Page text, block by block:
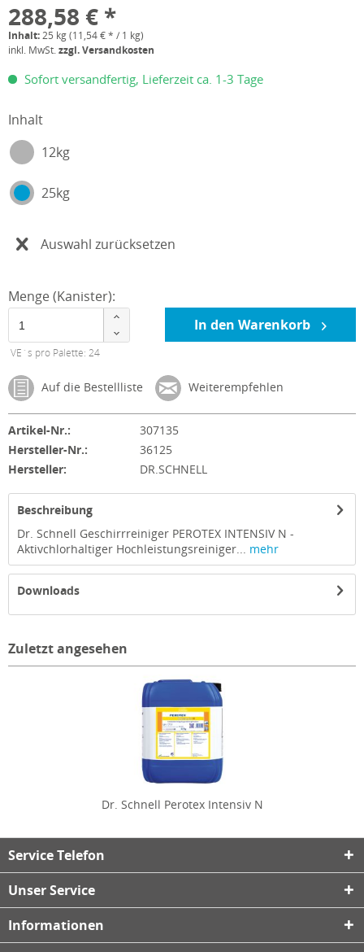
288,58 € *
Inhalt:25 kg (11,54 € * / 1 kg)
inkl. MwSt.zzgl. Versandkosten
Sofort versandfertig, Lieferzeit ca. 1-3 Tage
Inhalt
12kg
25kg
Auswahl zurücksetzen
Menge (Kanister):
VE´s pro Palette: 24
In den Warenkorb
Auf die Bestellliste Weiterempfehlen
Artikel-Nr.:
307135
Hersteller-Nr.:
36125
Hersteller:
DR.SCHNELL
Beschreibung
Dr. Schnell Geschirrreiniger PEROTEX INTENSIV N -
Aktivchlorhaltiger Hochleistungsreiniger... mehr
Downloads
Zuletzt angesehen
Dr. Schnell Perotex Intensiv N
Service Telefon
Unser Service
Informationen